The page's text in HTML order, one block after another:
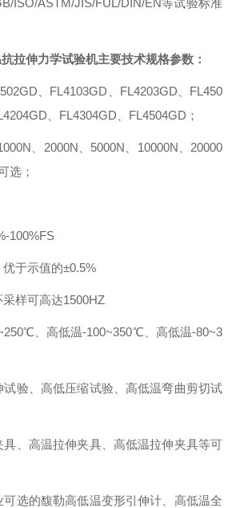
ISO/ASTM/JIS/FUL/DIN/EN等试验标准
拉伸力学试验机主要技术规格参数 ：
FL4103GD FL4203GD
FL450
FL4304GD FL4504GD ；
2000N 5000N 10000N
20000
选 ；
100%FS
优于示值的±0.5%
采样可高达1500HZ
℃、高低温-100~350℃、高低温-80~3
试验、高低压缩试验、高低温弯曲剪切试
具、高温拉伸夹具、高低温拉伸夹具等可
可选的馥勒高低温变形引伸计、高低温全